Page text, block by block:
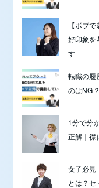
【ボブ
好印象を
す
転職の履
のはNG
1分で分
正解｜襟
女子必見
とは？